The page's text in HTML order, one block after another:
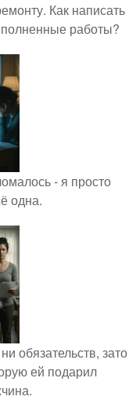
Как написать
работы?
- я просто
одна.
обязательств, зато
ей подарил